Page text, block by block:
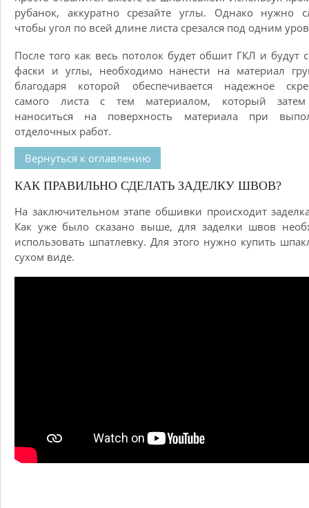
рубанок, аккуратно срезайте углы. Однако нужно
чтобы угол по всей длине листа срезался под одним
После того как весь потолок будет обшит ГКЛ и будут
фаски и углы, необходимо нанести на материал
благодаря которой обеспечивается надежное
самого листа с тем материалом, который
наноситься на поверхность материала при
отделочных работ.
Вернуться к оглавлению
КАК ПРАВИЛЬНО СДЕЛАТЬ ЗАДЕЛКУ ШВОВ?
На заключительном этапе обшивки происходит
Как уже было сказано выше, для заделки швов
использовать шпатлевку. Для этого нужно купить
сухом виде.